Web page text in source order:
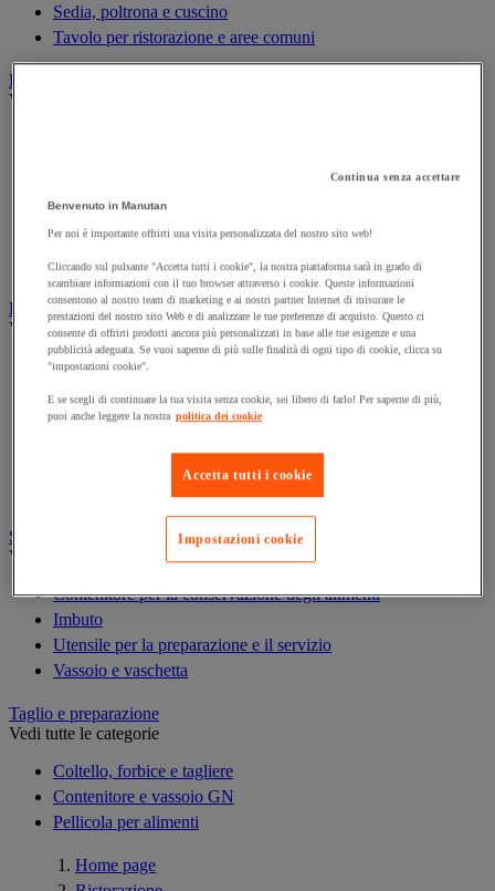
Sedia, poltrona e cuscino
Tavolo per ristorazione e aree comuni
Piccoli elettrodomestici
Vedi tutte le categorie
Macchina per caffè multi-bevanda
Robot da cucina
Tostapane, griglia e salamandra da cucina
Posateria
Vedi tutte le categorie
Accessori per la tavola
Biancheria per la tavola e la cucina
Menu e affissione
Stoviglie professionali per la ristorazione
Stoviglie professionali riutilizzabili
Servizio e conservazione degli alimenti
Vedi tutte le categorie
Contenitore per la conservazione degli alimenti
Imbuto
Utensile per la preparazione e il servizio
Vassoio e vaschetta
Taglio e preparazione
Vedi tutte le categorie
Coltello, forbice e tagliere
Contenitore e vassoio GN
Pellicola per alimenti
Home page
Continua senza accettare
Benvenuto in Manutan
Per noi è importante offrirti una visita personalizzata del nostro sito web!
Cliccando sul pulsante "Accetta tutti i cookie", la nostra piattaforma sarà in grado di
scambiare informazioni con il tuo browser attraverso i cookie. Queste informazioni
consentono al nostro team di marketing e ai nostri partner Internet di misurare le
prestazioni del nostro sito Web e di analizzare le tue preferenze di acquisto. Questo ci
consente di offrirti prodotti ancora più personalizzati in base alle tue esigenze e una
pubblicità adeguata. Se vuoi saperne di più sulle finalità di ogni tipo di cookie, clicca su
"impostazioni cookie".
E se scegli di continuare la tua visita senza cookie, sei libero di farlo! Per saperne di più,
puoi anche leggere la nostra politica dei cookie
Accetta tutti i cookie
Impostazioni cookie